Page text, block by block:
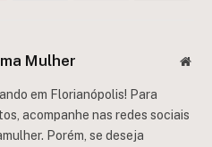
Mulher
em Florianópolis! Para
acompanhe nas redes sociais
Porém, se deseja